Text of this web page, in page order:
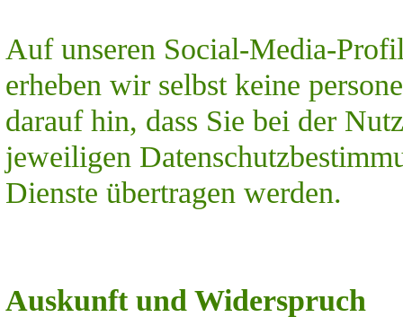
Auf unseren Social-Media-
erheben wir selbst keine
darauf hin, dass Sie bei der
jeweiligen
Dienste übertragen werden.
Auskunft und Widerspruch